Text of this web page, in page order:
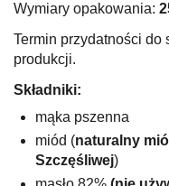
Wymiary opakowania:
Termin przydatności do
produkcji.
Składniki:
mąka pszenna
miód (naturalny
Szczęśliwej)